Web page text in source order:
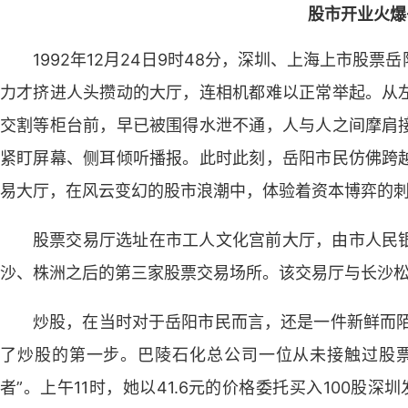
股市开业火
1992年12月24日9时48分，深圳、上海上市股票
力才挤进人头攒动的大厅，连相机都难以正常举起。
交割等柜台前，早已被围得水泄不通，人与人之间摩
紧盯屏幕、侧耳倾听播报。此时此刻，岳阳市民仿佛
易大厅，在风云变幻的股市浪潮中，体验着资本博弈的
股票交易厅选址在市工人文化宫前大厅，由市人
沙、株洲之后的第三家股票交易场所。该交易厅与长沙
炒股，在当时对于岳阳市民而言，还是一件新鲜
了炒股的第一步。巴陵石化总公司一位从未接触过股
者”。上午11时，她以41.6元的价格委托买入100股深